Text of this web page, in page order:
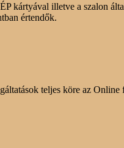
kártyával illetve a szalon
értendők.
teljes köre az